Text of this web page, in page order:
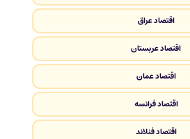
اقتصاد عراق
اقتصاد عربستان
اقتصاد عمان
اقتصاد فرانسه
اقتصاد فنلاند